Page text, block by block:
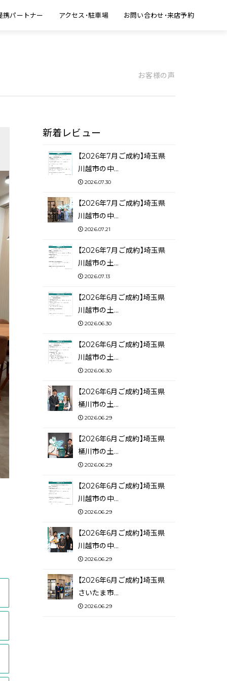
携パートナー アクセス・駐車場 お問い合わせ・来店予約
お客様の声
新着レビュー
【2026年7月ご成約】埼玉県
川越市の中…
2026.07.30
【2026年7月ご成約】埼玉県
川越市の中…
2026.07.21
【2026年7月ご成約】埼玉県
川越市の土…
2026.07.13
【2026年6月ご成約】埼玉県
川越市の土…
2026.06.30
【2026年6月ご成約】埼玉県
川越市の土…
2026.06.30
【2026年6月ご成約】埼玉県
桶川市の土…
2026.06.29
【2026年6月ご成約】埼玉県
桶川市の土…
2026.06.29
【2026年6月ご成約】埼玉県
川越市の中…
2026.06.29
【2026年6月ご成約】埼玉県
川越市の中…
2026.06.29
【2026年6月ご成約】埼玉県
さいたま市…
2026.06.29